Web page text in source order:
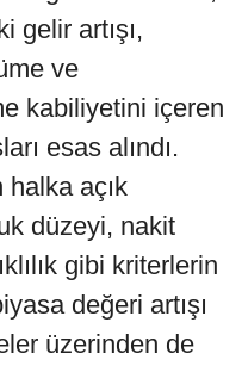
gelir artışı,
ve
kabiliyetini içeren
esas alındı.
halka açık
düzeyi, nakit
gibi kriterlerin
değeri artışı
üzerinden de